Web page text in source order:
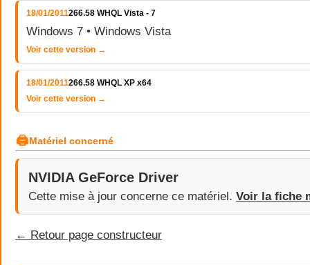
18/01/2011266.58 WHQL Vista - 7
Windows 7 • Windows Vista
Voir cette version →
18/01/2011266.58 WHQL XP x64
Voir cette version →
🖨Matériel concerné
NVIDIA GeForce Driver
Cette mise à jour concerne ce matériel. Voir la fiche
← Retour page constructeur